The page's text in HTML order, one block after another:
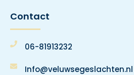
Contact
06-81913232
Info@veluwsegeslachten.nl